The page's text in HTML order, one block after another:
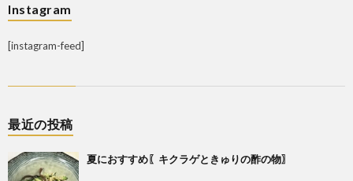
Instagram
[instagram-feed]
最近の投稿
夏におすすめ〖キクラゲときゅりの酢の物〗